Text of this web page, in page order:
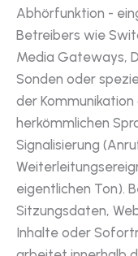
Abhörfunktion -
Betreibers wie
Media Gateways,
Sonden oder
der Kommunikation
herkömmlichen
Signalisierung
eigentlichen Ton).
Sitzungsdaten,
Inhalte oder